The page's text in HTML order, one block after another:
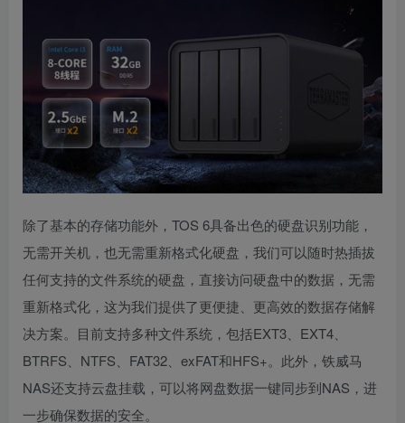
除了基本的存储功能外，TOS 6具备出色的硬盘识别功能，
无需开关机，也无需重新格式化硬盘，我们可以随时热插拔
任何支持的文件系统的硬盘，直接访问硬盘中的数据，无需
重新格式化，这为我们提供了更便捷、更高效的数据存储解
决方案。目前支持多种文件系统，包括EXT3、EXT4、
BTRFS、NTFS、FAT32、exFAT和HFS+。此外，铁威马
NAS还支持云盘挂载，可以将网盘数据一键同步到NAS，进
一步确保数据的安全。